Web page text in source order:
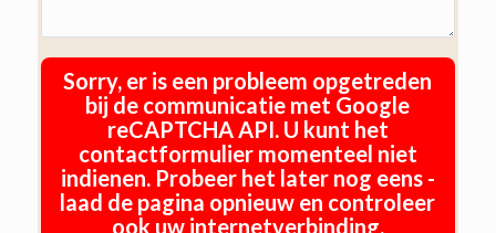
Sorry, er is een probleem opgetreden
bij de communicatie met Google
reCAPTCHA API. U kunt het
contactformulier momenteel niet
indienen. Probeer het later nog eens -
laad de pagina opnieuw en controleer
ook uw internetverbinding.